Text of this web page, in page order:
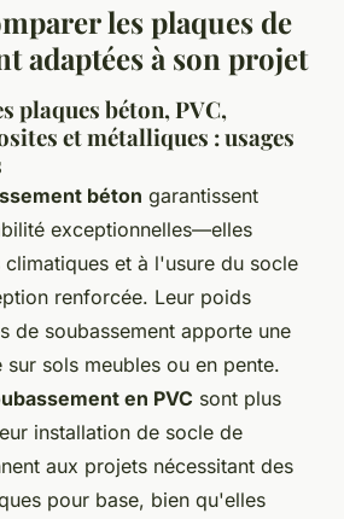
les plaques de
adaptées à son projet
plaques béton, PVC,
et métalliques : usages
béton garantissent
exceptionnelles—elles
climatiques et à l'usure du socle
renforcée. Leur poids
de soubassement apporte une
sur sols meubles ou en pente.
en PVC sont plus
installation de socle de
aux projets nécessitant des
pour base, bien qu'elles